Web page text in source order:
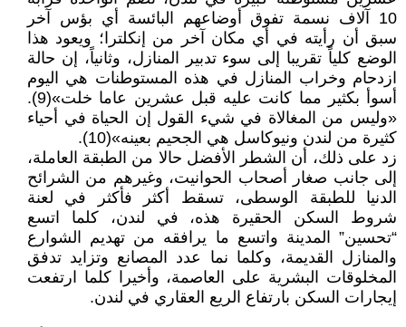
10 آلاف نسمة تفوق أوضاعهم البائسة أي بؤس آخر
سبق أن رأيته في أي مكان آخر من إنكلترا؛ ويعود هذا
الوضع كلياً تقريبا إلى سوء تدبير المنازل، وثانياً، إن حالة
ازدحام وخراب المنازل في هذه المستوطنات هي اليوم
أسوأ بكثير مما كانت عليه قبل عشرين عاما خلت»(9).
«وليس من المغالاة في شيء القول إن الحياة في أحياء
كثيرة من لندن ونيوكاسل هي الجحيم بعينه»(10).
زد على ذلك، أن الشطر الأفضل حالا من الطبقة العاملة،
إلى جانب صغار أصحاب الحوانيت، وغيرهم من الشرائح
الدنيا للطبقة الوسطى، تسقط أكثر فأكثر في لعنة
شروط السكن الحقيرة هذه، في لندن، كلما اتسع
“تحسين” المدينة واتسع ما يرافقه من تهديم الشوارع
والمنازل القديمة، وكلما نما عدد المصانع وتزايد تدفق
المخلوقات البشرية على العاصمة، وأخيرا كلما ارتفعت
إيجارات السكن بارتفاع الريع العقاري في لندن.